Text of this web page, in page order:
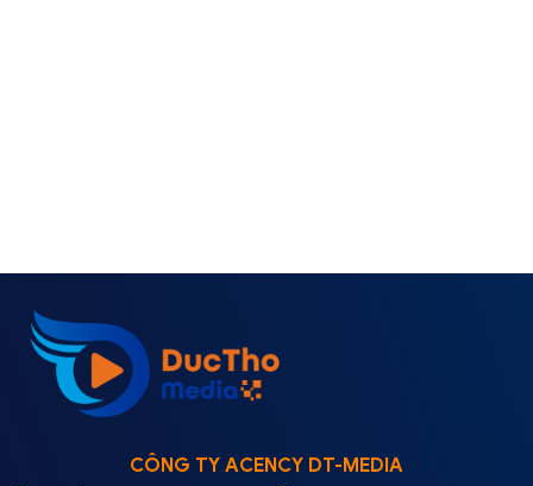
CÔNG TY ACENCY DT-MEDIA